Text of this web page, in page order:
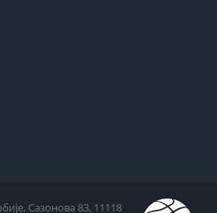
Сазонова 83, 11118